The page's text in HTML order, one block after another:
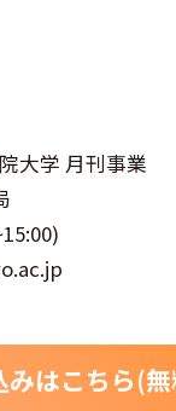
みはこちら(
大学 月刊事業